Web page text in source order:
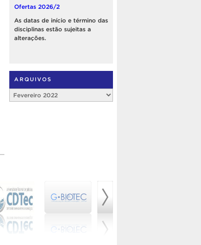
Ofertas 2026/2
As datas de início e término das
disciplinas estão sujeitas a
alterações.
ARQUIVOS